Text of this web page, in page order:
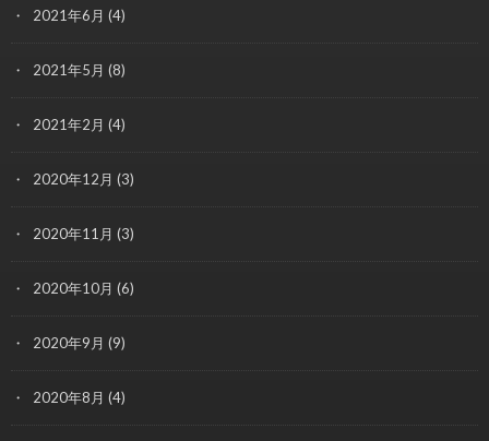
2021年6月 (4)
2021年5月 (8)
2021年2月 (4)
2020年12月 (3)
2020年11月 (3)
2020年10月 (6)
2020年9月 (9)
2020年8月 (4)